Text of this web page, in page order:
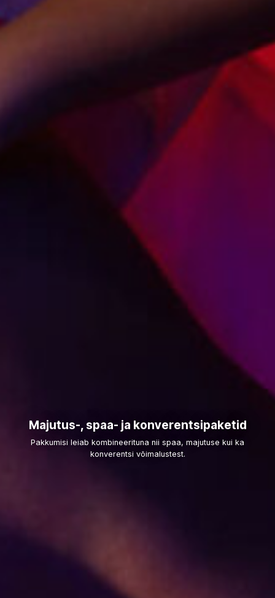
Majutus-, spaa- ja konverentsipaketid
Pakkumisi leiab kombineerituna nii spaa, majutuse kui ka
konverentsi võimalustest.